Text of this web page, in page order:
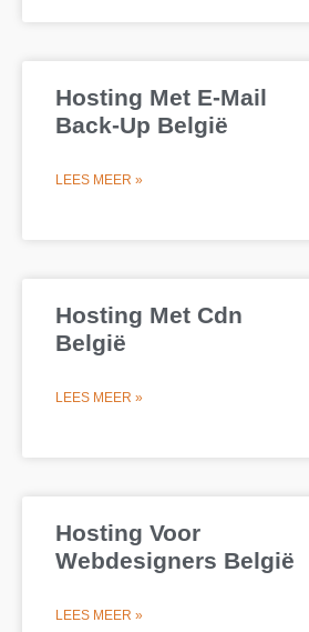
Hosting Met E-Mail
Back-Up België
LEES MEER »
Hosting Met Cdn
België
LEES MEER »
Hosting Voor
Webdesigners België
LEES MEER »